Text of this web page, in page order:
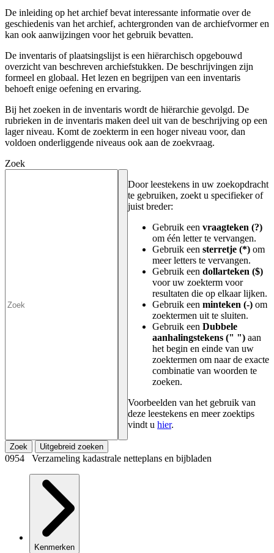
De inleiding op het archief bevat interessante informatie over de
geschiedenis van het archief, achtergronden van de archiefvormer en
kan ook aanwijzingen voor het gebruik bevatten.
De inventaris of plaatsingslijst is een hiërarchisch opgebouwd
overzicht van beschreven archiefstukken. De beschrijvingen zijn
formeel en globaal. Het lezen en begrijpen van een inventaris
behoeft enige oefening en ervaring.
Bij het zoeken in de inventaris wordt de hiërarchie gevolgd. De
rubrieken in de inventaris maken deel uit van de beschrijving op een
lager niveau. Komt de zoekterm in een hoger niveau voor, dan
voldoen onderliggende niveaus ook aan de zoekvraag.
Zoek
Door leestekens in uw zoekopdracht
te gebruiken, zoekt u specifieker of
juist breder:
Gebruik een vraagteken (?)
om één letter te vervangen.
Gebruik een sterretje (*) om
meer letters te vervangen.
Gebruik een dollarteken ($)
voor uw zoekterm voor
resultaten die op elkaar lijken.
Gebruik een minteken (-) om
zoektermen uit te sluiten.
Gebruik een Dubbele
aanhalingstekens (" ") aan
het begin en einde van uw
zoektermen om naar de exacte
combinatie van woorden te
zoeken.
Voorbeelden van het gebruik van
deze leestekens en meer zoektips
vindt u hier.
Zoek Uitgebreid zoeken
0954 Verzameling kadastrale netteplans en bijbladen
Kenmerken